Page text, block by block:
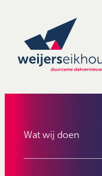
Wat wij doen